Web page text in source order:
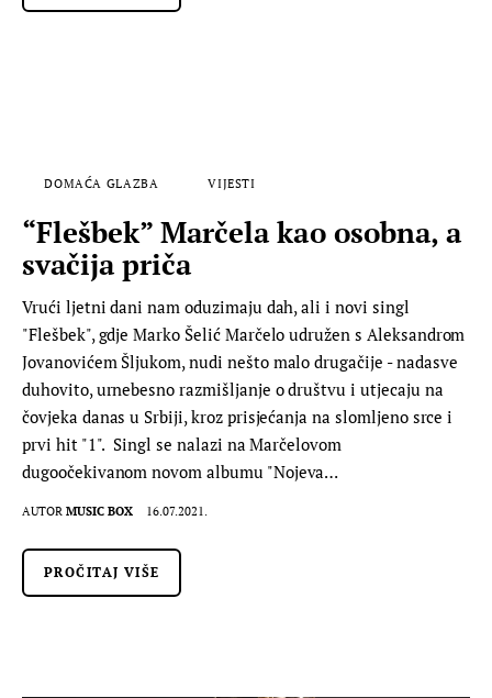
DOMAĆA GLAZBA VIJESTI
“Flešbek” Marčela kao osobna, a
svačija priča
Vrući ljetni dani nam oduzimaju dah, ali i novi singl
"Flešbek", gdje Marko Šelić Marčelo udružen s Aleksandrom
Jovanovićem Šljukom, nudi nešto malo drugačije - nadasve
duhovito, urnebesno razmišljanje o društvu i utjecaju na
čovjeka danas u Srbiji, kroz prisjećanja na slomljeno srce i
prvi hit "1". Singl se nalazi na Marčelovom
dugoočekivanom novom albumu "Nojeva…
AUTOR MUSIC BOX 16.07.2021.
PROČITAJ VIŠE